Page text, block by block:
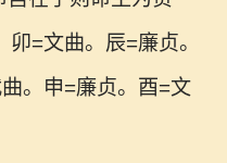
=文曲。辰=廉贞。
。申=廉贞。酉=文